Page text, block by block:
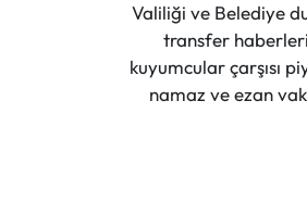
Valiliği ve Belediye
transfer
kuyumcular çarşısı
namaz ve ezan